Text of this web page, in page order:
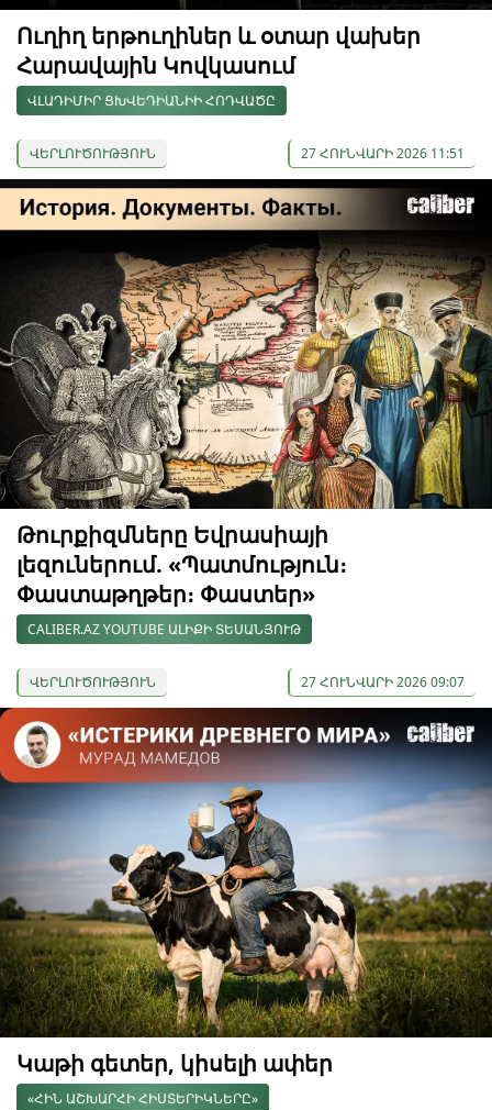
Ուղիղ երթուղիներ և օտար վախեր
Հարավային Կովկասում
ՎԼԱԴԻՄԻՐ ՑԽՎԵԴԻԱՆԻԻ ՀՈԴՎԱԾԸ
ՎԵՐԼՈՒԾՈՒԹՅՈՒՆ 27 ՀՈՒՆՎԱՐԻ 2026 11:51
Թուրքիզմները Եվրասիայի
լեզուներում. «Պատմություն։
Փաստաթղթեր։ Փաստեր»
CALIBER.AZ YOUTUBE ԱԼԻՔԻ ՏԵՍԱՆՅՈՒԹ
ՎԵՐԼՈՒԾՈՒԹՅՈՒՆ 27 ՀՈՒՆՎԱՐԻ 2026 09:07
Կաթի գետեր, կիսելի ափեր
«ՀԻՆ ԱՇԽԱՐՀԻ ՀԻՍՏԵՐԻԿՆԵՐԸ»